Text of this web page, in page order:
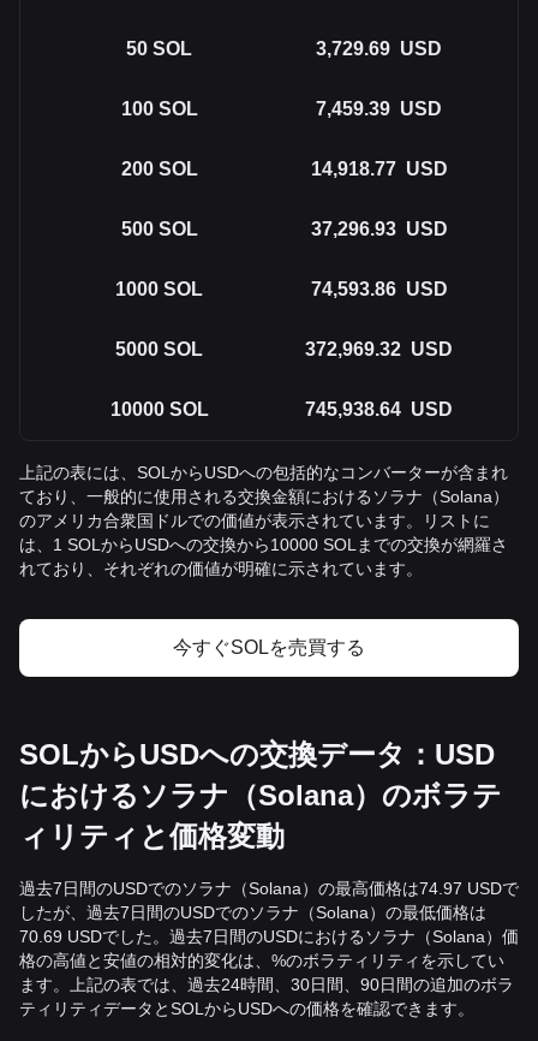
50 SOL 3,729.69 USD
100 SOL 7,459.39 USD
200 SOL 14,918.77 USD
500 SOL 37,296.93 USD
1000 SOL 74,593.86 USD
5000 SOL 372,969.32 USD
10000 SOL 745,938.64 USD
上記の表には、SOLからUSDへの包括的なコンバーターが含まれ
ており、一般的に使用される交換金額におけるソラナ（Solana）
のアメリカ合衆国ドルでの価値が表示されています。リストに
は、1 SOLからUSDへの交換から10000 SOLまでの交換が網羅さ
れており、それぞれの価値が明確に示されています。
今すぐSOLを売買する
SOLからUSDへの交換データ：USD
におけるソラナ（Solana）のボラテ
ィリティと価格変動
過去7日間のUSDでのソラナ（Solana）の最高価格は74.97 USDで
したが、過去7日間のUSDでのソラナ（Solana）の最低価格は
70.69 USDでした。過去7日間のUSDにおけるソラナ（Solana）価
格の高値と安値の相対的変化は、%のボラティリティを示してい
ます。上記の表では、過去24時間、30日間、90日間の追加のボラ
ティリティデータとSOLからUSDへの価格を確認できます。